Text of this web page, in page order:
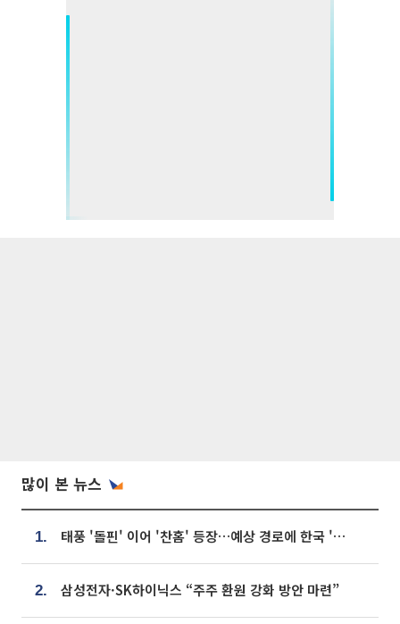
많이 본 뉴스
1. 태풍 '돌핀' 이어 '찬홈' 등장…예상 경로에 한국 '한숨'
2. 삼성전자·SK하이닉스 “주주 환원 강화 방안 마련”